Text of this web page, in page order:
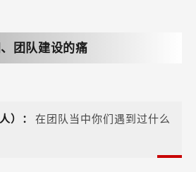
、团队建设的痛
人）：在团队当中你们遇到过什么